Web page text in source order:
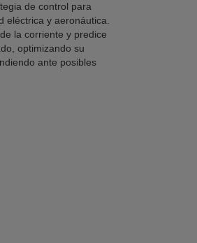
de control para
eléctrica y aeronáutica.
la corriente y predice
optimizando su
ante posibles